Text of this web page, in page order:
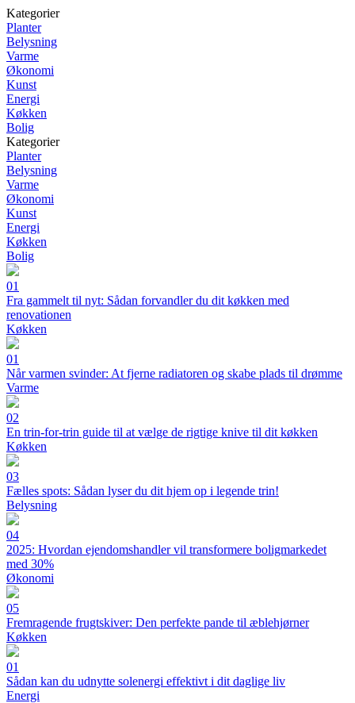
Kategorier
Planter
Belysning
Varme
Økonomi
Kunst
Energi
Køkken
Bolig
Kategorier
Planter
Belysning
Varme
Økonomi
Kunst
Energi
Køkken
Bolig
01
Fra gammelt til nyt: Sådan forvandler du dit køkken med
renovationen
Køkken
01
Når varmen svinder: At fjerne radiatoren og skabe plads til drømme
Varme
02
En trin-for-trin guide til at vælge de rigtige knive til dit køkken
Køkken
03
Fælles spots: Sådan lyser du dit hjem op i legende trin!
Belysning
04
2025: Hvordan ejendomshandler vil transformere boligmarkedet
med 30%
Økonomi
05
Fremragende frugtskiver: Den perfekte pande til æblehjørner
Køkken
01
Sådan kan du udnytte solenergi effektivt i dit daglige liv
Energi